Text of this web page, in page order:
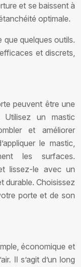
et se baissent à
optimale.
que quelques outils.
et discrets,
peuvent être une
un mastic
et améliorer
le mastic,
les surfaces.
lissez-le avec un
durable. Choisissez
porte et de son
économique et
Il s’agit d’un long